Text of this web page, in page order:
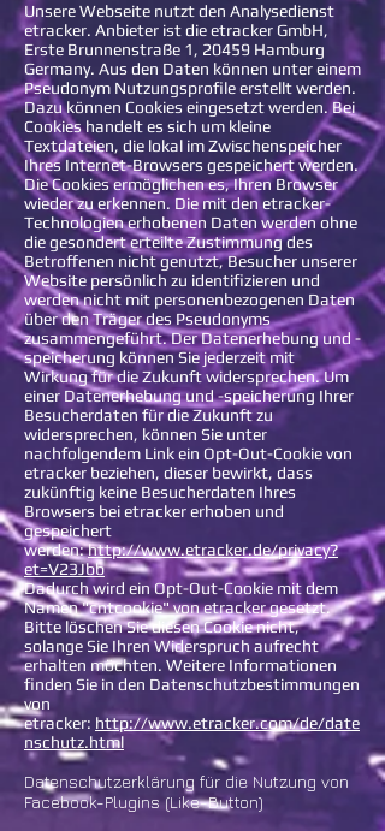
Unsere Webseite nutzt den Analysedienst
etracker. Anbieter ist die etracker GmbH,
Erste Brunnenstraße 1, 20459 Hamburg
Germany. Aus den Daten können unter einem
Pseudonym Nutzungsprofile erstellt werden.
Dazu können Cookies eingesetzt werden. Bei
Cookies handelt es sich um kleine
Textdateien, die lokal im Zwischenspeicher
Ihres Internet-Browsers gespeichert werden.
Die Cookies ermöglichen es, Ihren Browser
wieder zu erkennen. Die mit den etracker-
Technologien erhobenen Daten werden ohne
die gesondert erteilte Zustimmung des
Betroffenen nicht genutzt, Besucher unserer
Website persönlich zu identifizieren und
werden nicht mit personenbezogenen Daten
über den Träger des Pseudonyms
zusammengeführt.Der Datenerhebung und -
speicherung können Sie jederzeit mit
Wirkung für die Zukunft widersprechen. Um
einer Datenerhebung und -speicherung Ihrer
Besucherdaten für die Zukunft zu
widersprechen, können Sie unter
nachfolgendem Link ein Opt-Out-Cookie von
etracker beziehen, dieser bewirkt, dass
zukünftig keine Besucherdaten Ihres
Browsers bei etracker erhoben und
gespeichert
werden:http://www.etracker.de/privacy?
et=V23Jbb
Dadurch wird ein Opt-Out-Cookie mit dem
Namen "cntcookie" von etracker gesetzt.
Bitte löschen Sie diesen Cookie nicht,
solange Sie Ihren Widerspruch aufrecht
erhalten möchten. Weitere Informationen
finden Sie in den Datenschutzbestimmungen
von
etracker: http://www.etracker.com/de/date
nschutz.html
Datenschutzerklärung für die Nutzung von
Facebook-Plugins (Like-Button)